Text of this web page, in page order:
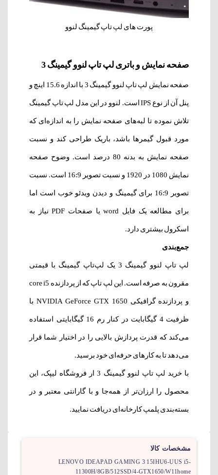
پورت های لپ تاپ گیمینگ لنوو
صفحه نمایش و باتری لپ تاپ لنوو گیمینگ 3
صفحه نمایش لپ تاپ لنوو گیمینگ 3 با اندازه 15.6 اینچ و
پنل آن از نوع IPS است. لنوو در این مدل لپ تاپ گیمینگ
تلاش نموده تا لبه‌های صفحه نمایش را به اندازه‌ای که
مورد قبول گیمرها باشد، باریک طراحی کند و نسبت
صفحه نمایش به بدنه 80 درصد است. وضوح صفحه
نمایش 1080 در 1920 و نسبت تصویر 16:9 است. نسبت
تصویر 16:9 برای گیمینگ و دیدن ویدئو خوب است اما
برای مطالعه یک فایل word یا صفحات PDF نیاز به
اسکرول بیشتری دارد.
جمع‌بندی
لپ تاپ لنوو گیمینگ 3 یک لپ‌تاپ گیمینگ با قیمتی
مقرون به صرفه است. این لپ تاپ که از پردازنده core i5
و پردازنده گرافیکی NVIDIA GeForce GTX 1650 با
ظرفیت 4 گیگابایت در کنار رم 16 گیگابایتی استفاده
می‌کند که قدرت پردازش بالایی را در اختیار شما قرار
می‌دهد تا به کارهای حرفه‌ای خود برسید.
با خرید لپ تاپ لنوو گیمینگ 3 ار فروشگاه لیپک، این
محصول را ارزان‌تر از همه‌جا و با گارانتی معتبر و در
بسته‌بندی پلمپ کارخانه‌ای دریافت نمایید.
مشخصات کالا
LENOVO IDEAPAD GAMING 3 15IHU6-UUS i5-
11300H/8GB/512SSD/4-GTX1650/W11home